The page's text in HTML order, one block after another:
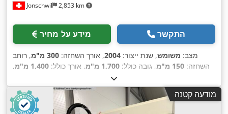
Jonschwil 2,853 km
מידע על מחיר התקשר
מצב: משומש, שנת ייצור: 2004, אורך השחזה: 300 מ"מ
, רוחב
השחזה: 150 מ"מ , גובה כולל: 1,700 מ"מ , אורך כולל: 1,400 מ"מ
,
, קוטר גלגל השחזה:
400 מ"מ
, רוחב שולחן:150 מ"מ , מהירות ציר (בדקה):2,800 סל"ד
,
מהירות ציר השחזה:2,800 סל"ד 1.5 קילוואט (2.04 כ"ס)
,
קוטר הדיסק:
200 מ"מ ,
מודעה קטנה